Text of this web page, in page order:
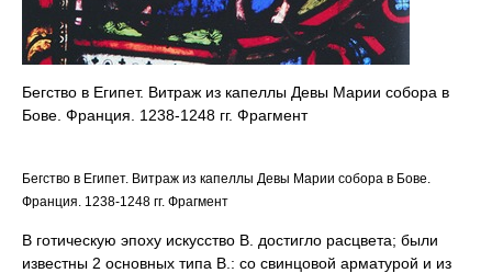
Бегство в Египет. Витраж из капеллы Девы Марии собора в
Бове. Франция. 1238-1248 гг. Фрагмент
Бегство в Египет. Витраж из капеллы Девы Марии собора в Бове.
Франция. 1238-1248 гг. Фрагмент
В готическую эпоху искусство В. достигло расцвета; были
известны 2 основных типа В.: со свинцовой арматурой и из